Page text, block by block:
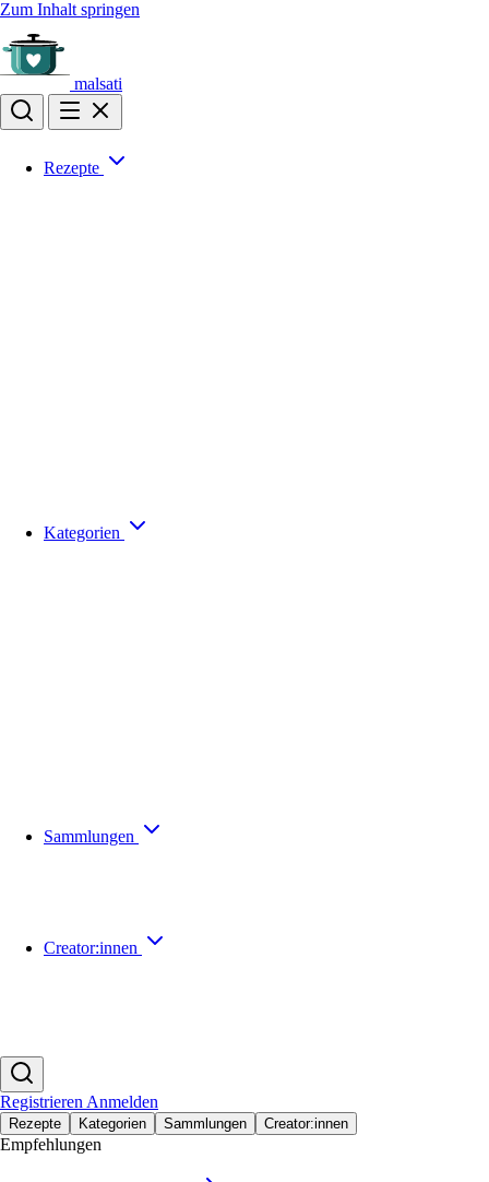
Zum Inhalt springen
malsati
Rezepte
Kategorien
Sammlungen
Creator:innen
Registrieren Anmelden
Rezepte Kategorien Sammlungen Creator:innen
Empfehlungen